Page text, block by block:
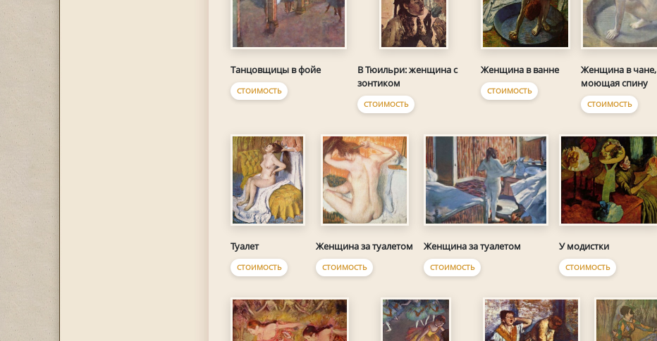
Танцовщицы в фойе
СТОИМОСТЬ
В Тюильри: женщина с
зонтиком
СТОИМОСТЬ
Женщина в ванне
СТОИМОСТЬ
Женщина в чане,
моющая спину
СТОИМОСТЬ
Туалет
СТОИМОСТЬ
Женщина за туалетом
СТОИМОСТЬ
Женщина за туалетом
СТОИМОСТЬ
У модистки
СТОИМОСТЬ